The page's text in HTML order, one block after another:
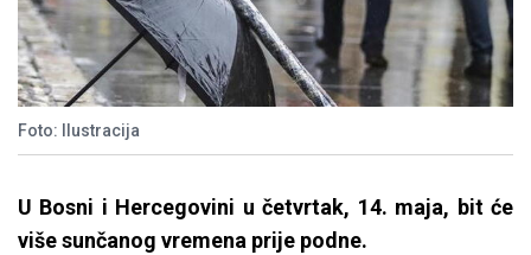
Foto: Ilustracija
U Bosni i Hercegovini u četvrtak, 14. maja, bit će
više sunčanog vremena prije podne.